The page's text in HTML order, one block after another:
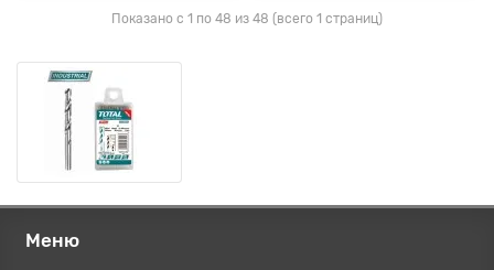
Показано с 1 по 48 из 48 (всего 1 страниц)
Меню